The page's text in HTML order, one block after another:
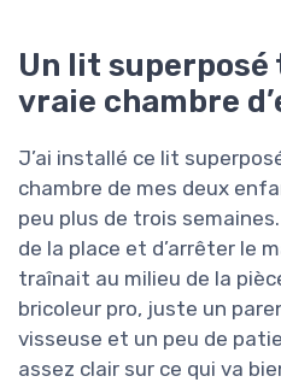
Un lit superposé
vraie chambre
J’ai installé ce lit
chambre de mes deux
peu plus de trois
de la place et d’arrêter le
traînait au milieu de la
bricoleur pro, juste un
visseuse et un peu de
assez clair sur ce qui va